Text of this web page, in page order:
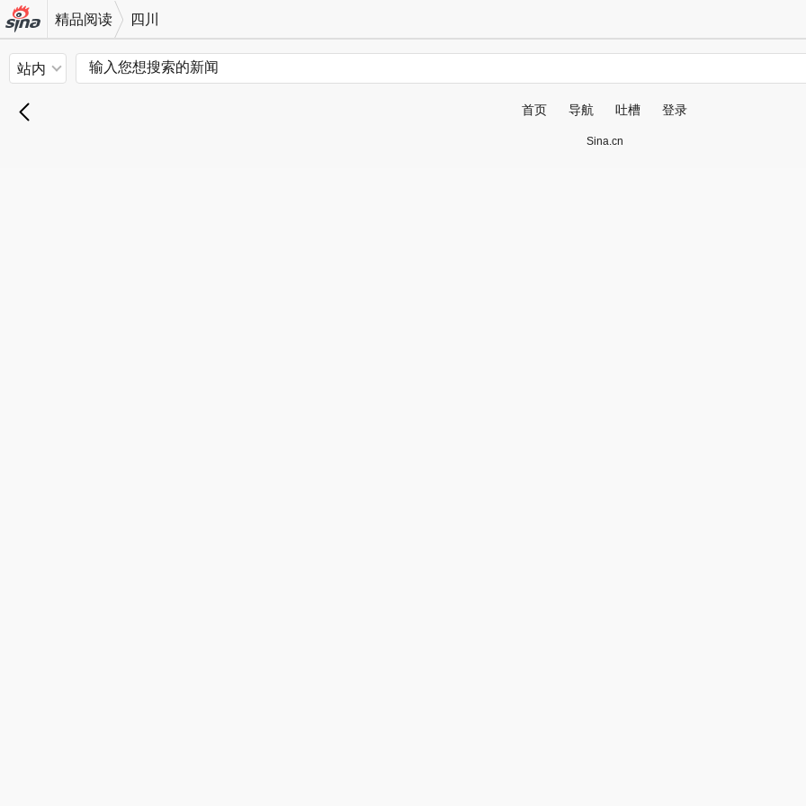
机新浪
精品阅读 四川
站内
首页 导航 吐槽 登录
Sina.cn